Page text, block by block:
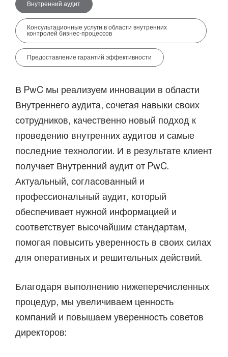
Внутренний аудит
Консультационные услуги в области внутренних
контролей бизнес-процессов
Предоставление гарантий эффективности
В PwC мы реализуем инновации в области
Внутреннего аудита, сочетая навыки своих
сотрудников, качественно новый подход к
проведению внутренних аудитов и самые
последние технологии. И в результате клиент
получает Внутренний аудит от PwC.
Актуальный, согласованный и
профессиональный аудит, который
обеспечивает нужной информацией и
соответствует высочайшим стандартам,
помогая повысить уверенность в своих силах
для оперативных и решительных действий.
Благодаря выполнению нижеперечисленных
процедур, мы увеличиваем ценность
компаний и повышаем уверенность советов
директоров: